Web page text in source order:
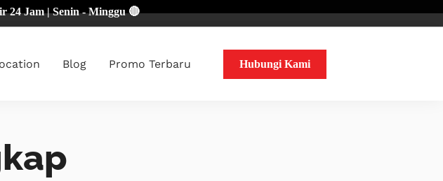
| Senin - Minggu 🔴
Blog Promo Terbaru Hubungi Kami